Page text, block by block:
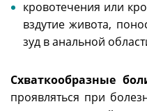
кровотечения или
вздутие живота,
зуд в анальной
Схваткообразные
проявляться при